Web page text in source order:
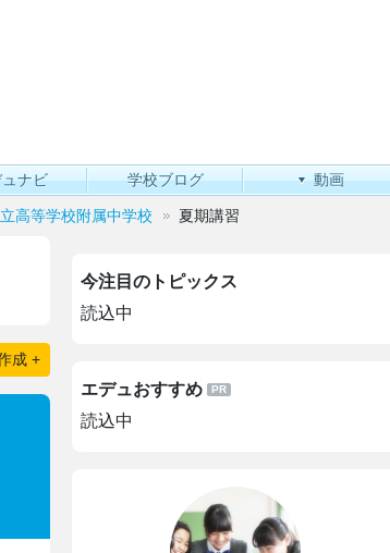
ナビ 学校ブログ 動画
高等学校附属中学校 夏期講習
成 +
今注目のトピックス
読込中
エデュおすすめ
読込中